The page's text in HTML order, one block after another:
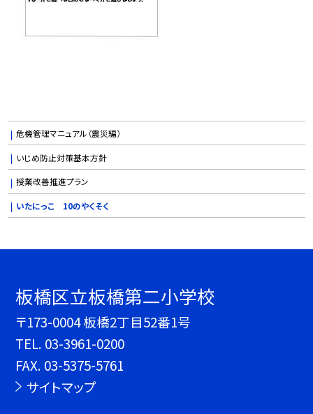
危機管理マニュアル（震災編）
いじめ防止対策基本方針
授業改善推進プラン
いたにっこ 10のやくそく
板橋区立板橋第二小学校
〒173-0004 板橋2丁目52番1号
TEL. 03-3961-0200
FAX. 03-5375-5761
サイトマップ